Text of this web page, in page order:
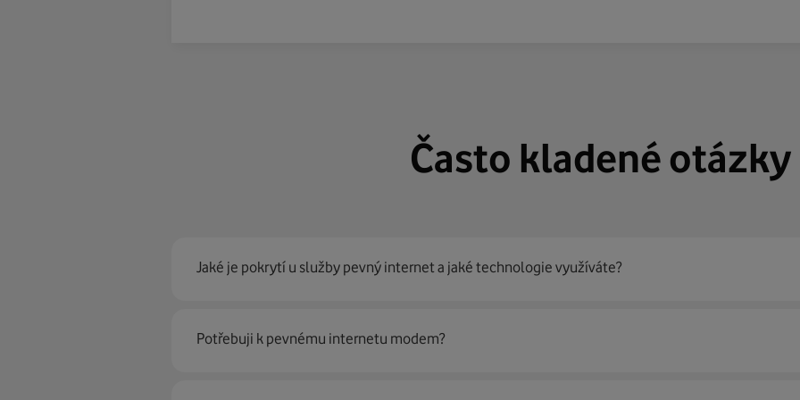
Často kladené otázky
Jaké je pokrytí u služby pevný internet a jaké technologie využíváte?
Pevný internet můžeme nabídnout99 % českých domácností
prostřednictvím několika
Potřebuji k pevnému internetu modem?